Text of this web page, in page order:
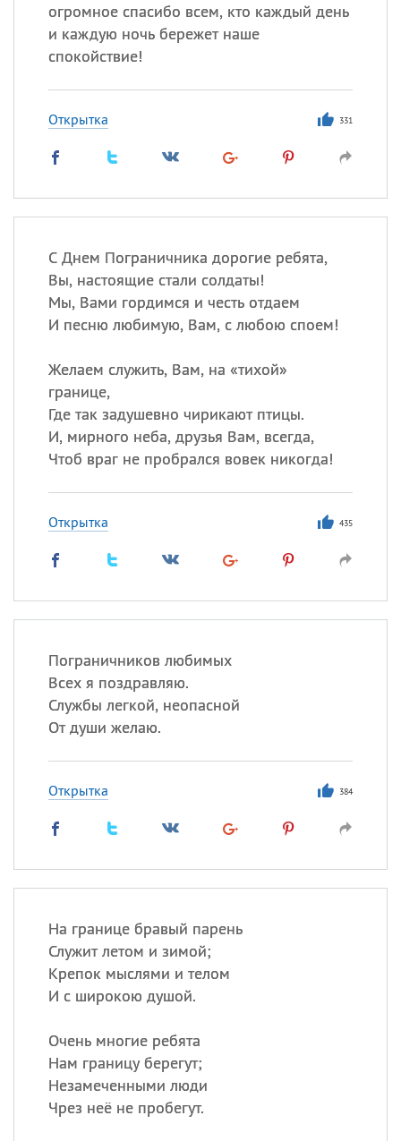
огромное спасибо всем, кто каждый день
и каждую ночь бережет наше
спокойствие!
Открытка 331
С Днем Пограничника дорогие ребята,
Вы, настоящие стали солдаты!
Мы, Вами гордимся и честь отдаем
И песню любимую, Вам, с любою споем!
Желаем служить, Вам, на «тихой»
границе,
Где так задушевно чирикают птицы.
И, мирного неба, друзья Вам, всегда,
Чтоб враг не пробрался вовек никогда!
Открытка 435
Пограничников любимых
Всех я поздравляю.
Службы легкой, неопасной
От души желаю.
Открытка 384
На границе бравый парень
Служит летом и зимой;
Крепок мыслями и телом
И с широкою душой.
Очень многие ребята
Нам границу берегут;
Незамеченными люди
Чрез неё не пробегут.